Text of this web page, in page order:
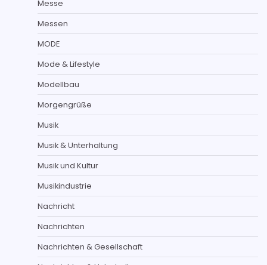
Messe
Messen
MODE
Mode & Lifestyle
Modellbau
Morgengrüße
Musik
Musik & Unterhaltung
Musik und Kultur
Musikindustrie
Nachricht
Nachrichten
Nachrichten & Gesellschaft